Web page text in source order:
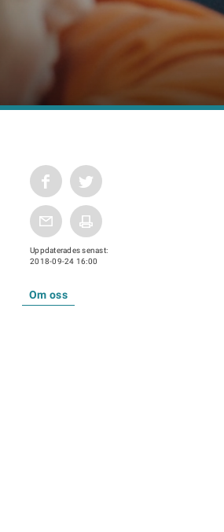
Uppdaterades senast:
2018-09-24 16:00
Om oss